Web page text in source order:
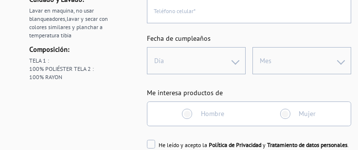
Lavar en maquina, no usar
blanqueadores,lavar y secar con
colores similares y planchar a
temperatura tibia
Composición:
TELA 1 :
100% POLIÉSTER TELA 2 :
100% RAYON
Teléfono celular*
Fecha de cumpleaños
Día Mes
Me interesa productos de
Hombre Mujer
He leído y acepto la Política de PrivacidadyTratamiento de datos personales.